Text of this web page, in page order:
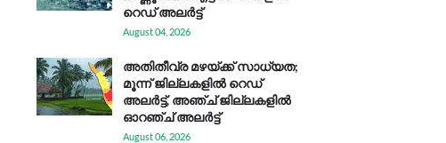
റെ​ഡ് അ​ലർ​ട്ട്
August 04, 2026
അതിതീവ്ര മഴയ്ക്ക് സാധ്യത;
മൂന്ന് ജില്ലകളിൽ റെഡ്
അലർട്ട്, അഞ്ച് ജില്ലകളിൽ
ഓറഞ്ച് അലർട്ട്
August 06, 2026